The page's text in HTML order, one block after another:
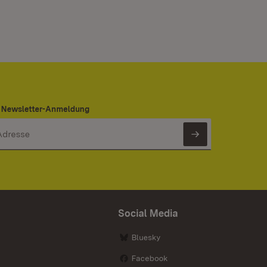
Newsletter-Anmeldung
Newsletter
Social Media
Bluesky
Facebook